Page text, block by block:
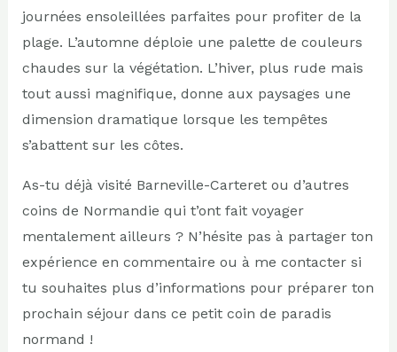
journées ensoleillées parfaites pour profiter de la
plage. L’automne déploie une palette de couleurs
chaudes sur la végétation. L’hiver, plus rude mais
tout aussi magnifique, donne aux paysages une
dimension dramatique lorsque les tempêtes
s’abattent sur les côtes.
As-tu déjà visité Barneville-Carteret ou d’autres
coins de Normandie qui t’ont fait voyager
mentalement ailleurs ? N’hésite pas à partager ton
expérience en commentaire ou à me contacter si
tu souhaites plus d’informations pour préparer ton
prochain séjour dans ce petit coin de paradis
normand !